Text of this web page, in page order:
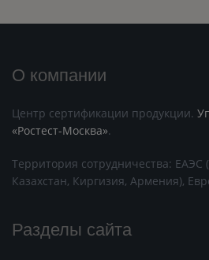
О компании
Центр сертификации продукции.
«Ростест-Москва».
Территория сотрудничества: ЕАЭС
Казахстан, Киргизия, Армения),
Разделы сайта